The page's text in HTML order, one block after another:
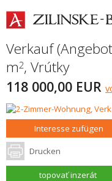
Verkauf
m2, Vrútky
118 000,00 EUR
Interesse zufügen
Drucken
topovať inzerát